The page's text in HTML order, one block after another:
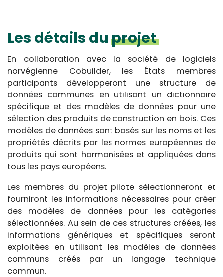
Les détails du projet
En collaboration avec la société de logiciels
norvégienne Cobuilder, les États membres
participants développeront une structure de
données communes en utilisant un dictionnaire
spécifique et des modèles de données pour une
sélection des produits de construction en bois. Ces
modèles de données sont basés sur les noms et les
propriétés décrits par les normes européennes de
produits qui sont harmonisées et appliquées dans
tous les pays européens.
Les membres du projet pilote sélectionneront et
fourniront les informations nécessaires pour créer
des modèles de données pour les catégories
sélectionnées. Au sein de ces structures créées, les
informations génériques et spécifiques seront
exploitées en utilisant les modèles de données
communs créés par un langage technique
commun.